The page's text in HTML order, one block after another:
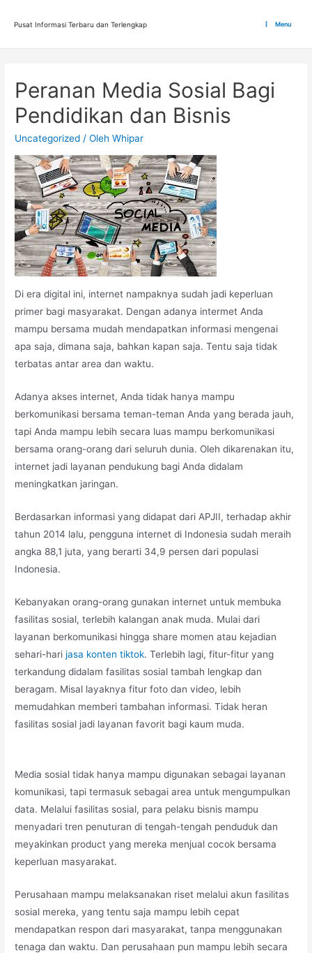
Pusat Informasi Terbaru dan Terlengkap Menu
Peranan Media Sosial Bagi
Pendidikan dan Bisnis
Uncategorized / OlehWhipar
Di era digital ini, internet nampaknya sudah jadi keperluan
primer bagi masyarakat. Dengan adanya intermet Anda
mampu bersama mudah mendapatkan informasi mengenai
apa saja, dimana saja, bahkan kapan saja. Tentu saja tidak
terbatas antar area dan waktu.
Adanya akses internet, Anda tidak hanya mampu
berkomunikasi bersama teman-teman Anda yang berada jauh,
tapi Anda mampu lebih secara luas mampu berkomunikasi
bersama orang-orang dari seluruh dunia. Oleh dikarenakan itu,
internet jadi layanan pendukung bagi Anda didalam
meningkatkan jaringan.
Berdasarkan informasi yang didapat dari APJII, terhadap akhir
tahun 2014 lalu, pengguna internet di Indonesia sudah meraih
angka 88,1 juta, yang berarti 34,9 persen dari populasi
Indonesia.
Kebanyakan orang-orang gunakan internet untuk membuka
fasilitas sosial, terlebih kalangan anak muda. Mulai dari
layanan berkomunikasi hingga share momen atau kejadian
sehari-harijasa konten tiktok. Terlebih lagi, fitur-fitur yang
terkandung didalam fasilitas sosial tambah lengkap dan
beragam. Misal layaknya fitur foto dan video, lebih
memudahkan memberi tambahan informasi. Tidak heran
fasilitas sosial jadi layanan favorit bagi kaum muda.
Media sosial tidak hanya mampu digunakan sebagai layanan
komunikasi, tapi termasuk sebagai area untuk mengumpulkan
data. Melalui fasilitas sosial, para pelaku bisnis mampu
menyadari tren penuturan di tengah-tengah penduduk dan
meyakinkan product yang mereka menjual cocok bersama
keperluan masyarakat.
Perusahaan mampu melaksanakan riset melalui akun fasilitas
sosial mereka, yang tentu saja mampu lebih cepat
mendapatkan respon dari masyarakat, tanpa menggunakan
tenaga dan waktu. Dan perusahaan pun mampu lebih secara